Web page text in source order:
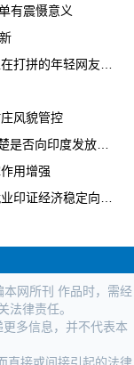
有震慑意义
年轻网友们怎么看?
风貌管控
发放销售抗癌药的许可
用增强
经济稳定向好态势
本网所刊 作品时，需经
律责任。
多信息，并不代表本